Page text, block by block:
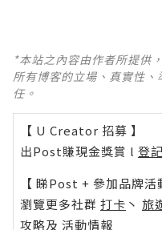
*本站之內容由作者所提供
所有博客的立場、真實性
任。
【 U Creator 招募 】
出Post賺現金獎賞 l 登
【 睇Post + 參加品牌活
瀏覽更多社群 打卡 丶 旅
攻略及 活動情報